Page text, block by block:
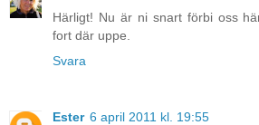
Härligt! Nu är ni snart förbi oss
fort där uppe.
Svara
Ester 6 april 2011 kl. 19:55